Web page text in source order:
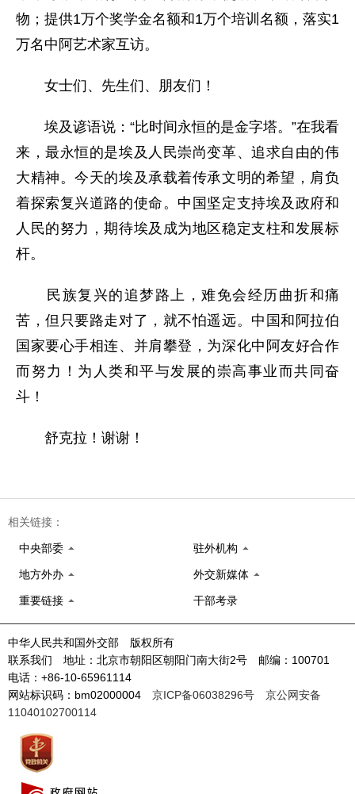
物；提供1万个奖学金名额和1万个培训名额，落实1
万名中阿艺术家互访。
女士们、先生们、朋友们！
埃及谚语说：“比时间永恒的是金字塔。”在我看
来，最永恒的是埃及人民崇尚变革、追求自由的伟
大精神。今天的埃及承载着传承文明的希望，肩负
着探索复兴道路的使命。中国坚定支持埃及政府和
人民的努力，期待埃及成为地区稳定支柱和发展标
杆。
民族复兴的追梦路上，难免会经历曲折和痛
苦，但只要路走对了，就不怕遥远。中国和阿拉伯
国家要心手相连、并肩攀登，为深化中阿友好合作
而努力！为人类和平与发展的崇高事业而共同奋
斗！
舒克拉！谢谢！
相关链接：
中央部委 驻外机构
地方外办 外交新媒体
重要链接 干部考录
中华人民共和国外交部 版权所有
联系我们 地址：北京市朝阳区朝阳门南大街2号 邮编：100701
电话：+86-10-65961114
网站标识码：bm02000004 京ICP备06038296号
京公网安备
11040102700114